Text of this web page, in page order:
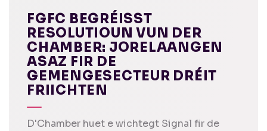
FGFC BEGRÉISST
RESOLUTIOUN VUN DER
CHAMBER: JORELAANGEN
ASAZ FIR DE
GEMENGESECTEUR DRÉIT
FRIICHTEN
D'Chamber huet e wichtegt Signal fir de